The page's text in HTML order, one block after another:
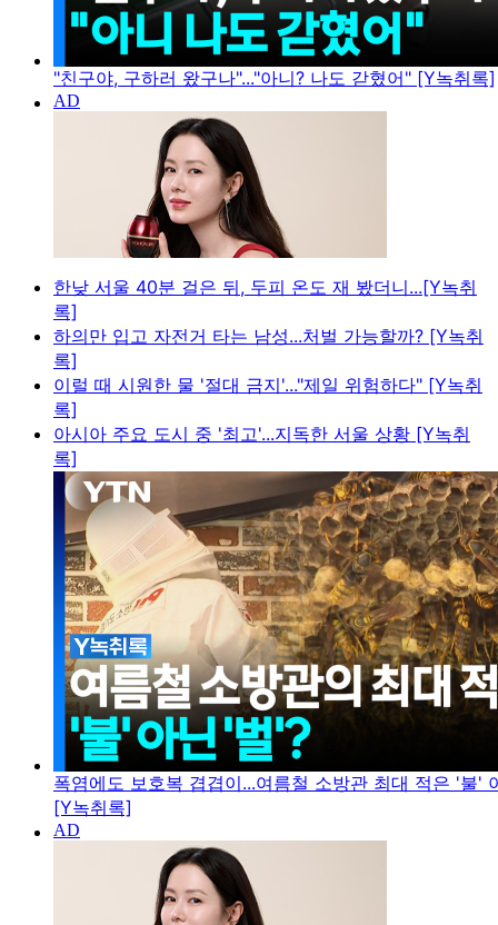
"친구야, 구하러 왔구나"..."아니? 나도 갇혔어" [Y녹취록]
한낮 서울 40분 걸은 뒤, 두피 온도 재 봤더니...[Y녹취
록]
하의만 입고 자전거 타는 남성...처벌 가능할까? [Y녹취
록]
이럴 때 시원한 물 '절대 금지'..."제일 위험하다" [Y녹취
록]
아시아 주요 도시 중 '최고'...지독한 서울 상황 [Y녹취
록]
폭염에도 보호복 겹겹이...여름철 소방관 최대 적은 '불'
[Y녹취록]